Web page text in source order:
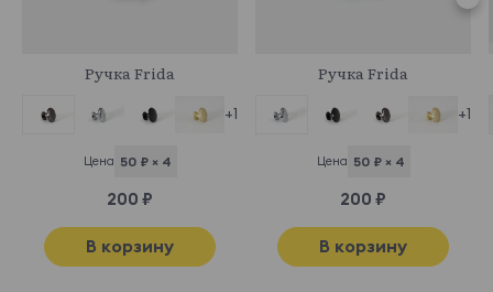
Ручка Frida
+1
Цена 50 ₽ × 4
200 ₽
В корзину
Ручка Frida
+1
Цена 50 ₽ × 4
200 ₽
В корзину